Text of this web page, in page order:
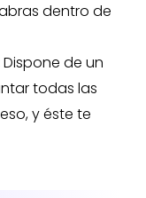
dentro de
Dispone de un
todas las
y éste te